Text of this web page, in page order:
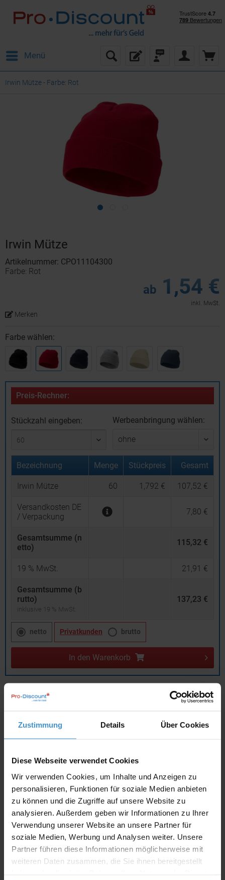
Zustimmung Details Über Cookies
Diese Webseite verwendet Cookies
Wir verwenden Cookies, um Inhalte und Anzeigen zu
personalisieren, Funktionen für soziale Medien anbieten
zu können und die Zugriffe auf unsere Website zu
analysieren. Außerdem geben wir Informationen zu Ihrer
Verwendung unserer Website an unsere Partner für
soziale Medien, Werbung und Analysen weiter. Unsere
Partner führen diese Informationen möglicherweise mit
weiteren Daten zusammen, die Sie ihnen bereitgestellt
Menü
Irwin Mütze - Farbe: Rot
Irwin Mütze
Artikelnummer: CPO11104300
Farbe: Rot
ab 1,54 €
inkl. MwSt.
Merken
Farbe wählen:
Preis-Rechner:
Stückzahl eingeben: Werbeanbringung wählen:
Bezeichnung Menge Stückpreis Gesamt
Irwin Mütze 60 1,792 € 107,52 €
Versandkosten DE
/ Verpackung
7,80 €
Gesamtsumme (n
etto)
115,32 €
19 % MwSt. 21,91 €
Gesamtsumme (b
rutto)
inklusive 19 % MwSt.
137,23 €
netto Privatkunden brutto
In den Warenkorb
Individuelle Anfrage
Muster mit Ihrer
Werbeanbringung zur Freigabe
ca. 10 Werktage
Artikel ohne Werbeanbringung: ca. 3 - 5 Werktage
Muster: ca. 3 - 5 Werktage